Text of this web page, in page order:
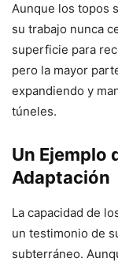
Aunque los topos
su trabajo nunca
superficie para
pero la mayor
expandiendo y
túneles.
Un Ejemplo
Adaptación
La capacidad de
un testimonio de
subterráneo.